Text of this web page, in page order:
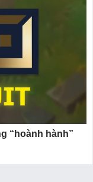
“hoành hành”